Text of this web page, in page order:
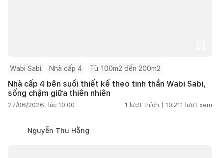
Wabi Sabi Nhà cấp 4 Từ 100m2 đến 200m2
Nhà cấp 4 bên suối thiết kế theo tinh thần Wabi Sabi,
sống chậm giữa thiên nhiên
27/06/2026, lúc 10:00 1 lượt thích | 10.211 lượt xem
Nguyễn Thu Hằng